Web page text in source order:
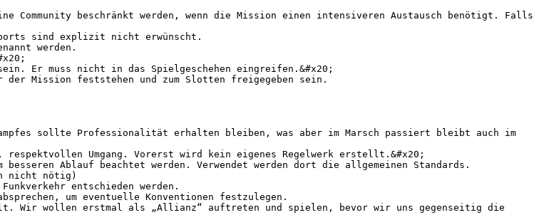
sind explizit nicht erwünscht.
Er muss nicht in das Spielgeschehen eingreifen.&#x20;
Mission feststehen und zum Slotten freigegeben sein.
sollte Professionalität erhalten bleiben, was aber im Marsch passiert bleibt auch im
Ablauf beachtet werden. Verwendet werden dort die allgemeinen Standards.
nicht nötig)
Wir wollen erstmal als „Allianz“ auftreten und spielen, bevor wir uns gegenseitig die